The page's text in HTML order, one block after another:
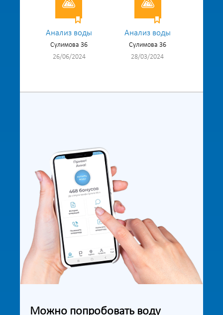
Анализ воды
Сулимова 36
26/06/2024
Анализ воды
Сулимова 36
28/03/2024
Можно попробовать воду